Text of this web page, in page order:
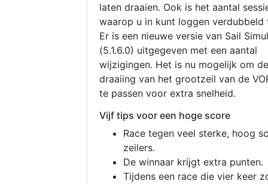
laten draaien. Ook is het aantal
waarop u in kunt loggen verdubbeld
Er is een nieuwe versie van Sail
(5.1.6.0) uitgegeven met een aantal
wijzigingen. Het is nu mogelijk om de
draaiing van het grootzeil van de
te passen voor extra snelheid.
Vijf tips voor een hoge score
Race tegen veel sterke, hoog
zeilers.
De winnaar krijgt extra punten.
Tijdens een race die vier keer